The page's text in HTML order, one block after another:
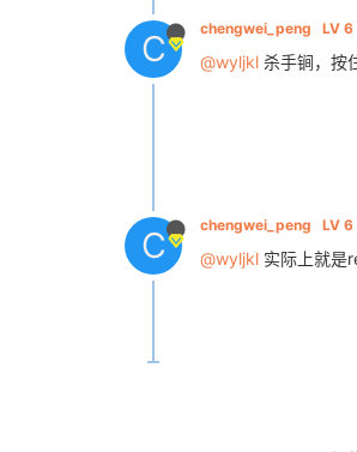
C chengwei_peng LV 6
@wyljkl 杀手锏，按
C chengwei_peng LV 6
@wyljkl 实际上就是